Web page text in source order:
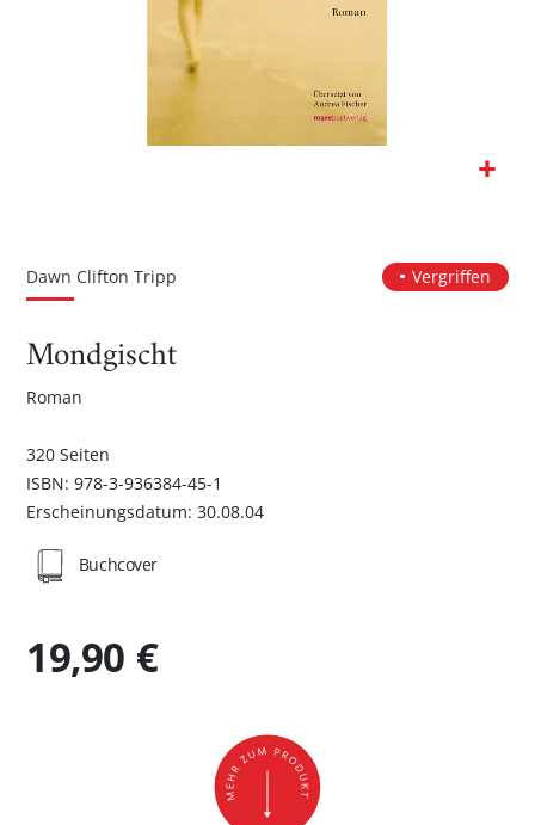
Bildgalerie
Dawn Clifton Tripp Vergriffen
Mondgischt
Roman
320 Seiten
ISBN: 978-3-936384-45-1
Erscheinungsdatum: 30.08.04
19,90 €
Buchcover